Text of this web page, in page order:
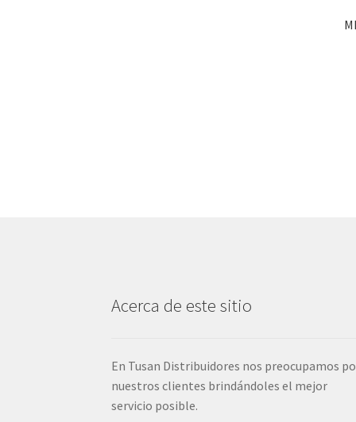
Acerca de este sitio
En Tusan Distribuidores nos preocupamos
nuestros clientes brindándoles el mejor
servicio posible.